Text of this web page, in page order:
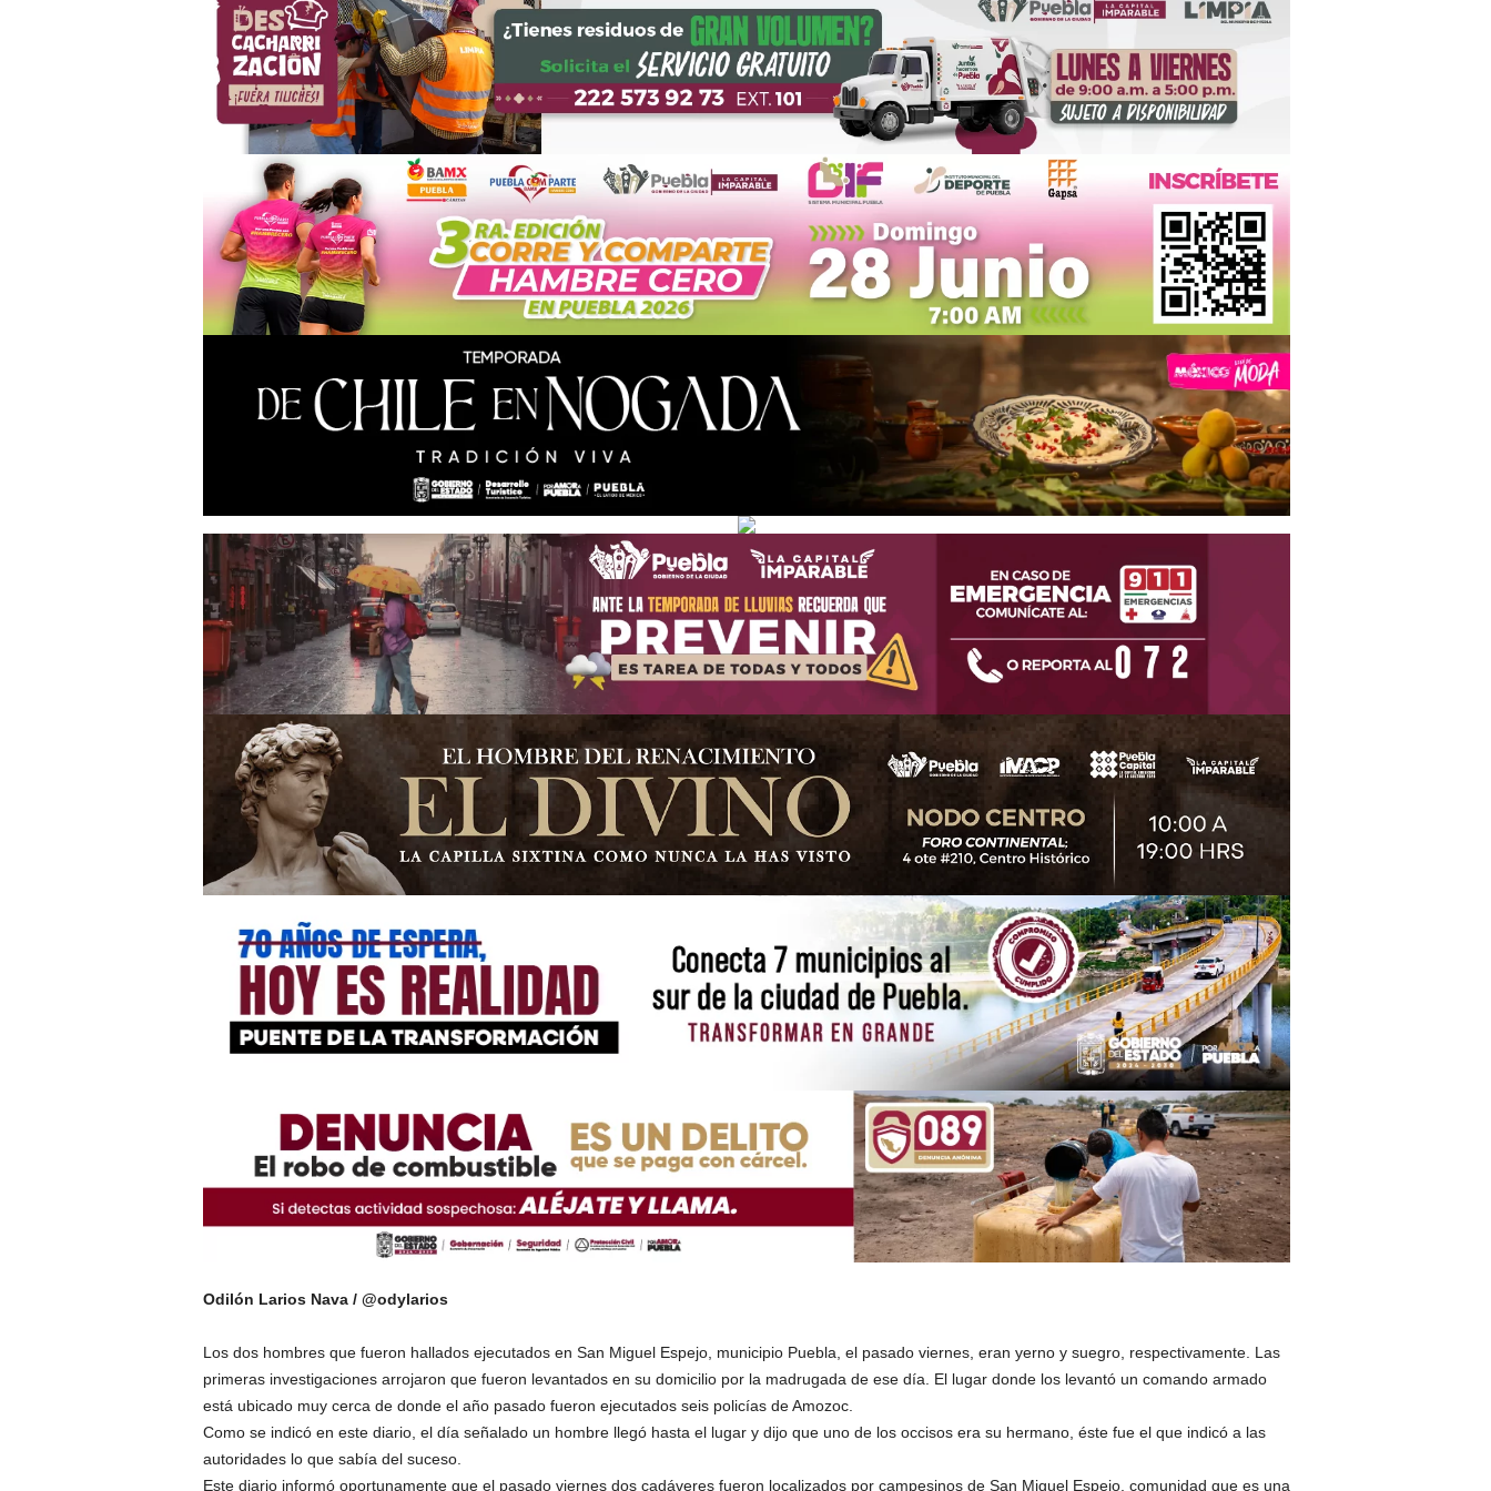
Odilón Larios Nava / @odylarios
Los dos hombres que fueron hallados ejecutados en San Miguel Espejo, municipio Puebla, el pasado viernes, eran yerno y suegro, respectivamente. Las
primeras investigaciones arrojaron que fueron levantados en su domicilio por la madrugada de ese día. El lugar donde los levantó un comando armado
está ubicado muy cerca de donde el año pasado fueron ejecutados seis policías de Amozoc.
Como se indicó en este diario, el día señalado un hombre llegó hasta el lugar y dijo que uno de los occisos era su hermano, éste fue el que indicó a las
autoridades lo que sabía del suceso.
Este diario informó oportunamente que el pasado viernes dos cadáveres fueron localizados por campesinos de San Miguel Espejo, comunidad que es una